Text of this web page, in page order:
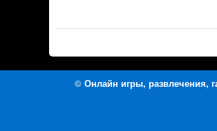
© Онлайн игры, развлечения,